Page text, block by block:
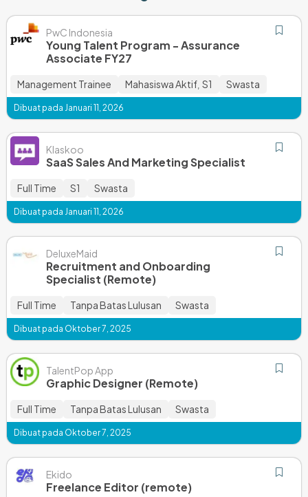
PwC Indonesia
Young Talent Program - Assurance
Associate FY27
Management Trainee Mahasiswa Aktif, S1 Swasta
Dibuat pada Januari 11, 2026
Klaskoo
SaaS Sales And Marketing Specialist
Full Time S1 Swasta
Dibuat pada Januari 11, 2026
DeluxeMaid
Recruitment and Onboarding
Specialist (Remote)
Full Time Tanpa Batas Lulusan Swasta
Dibuat pada Oktober 7, 2025
TalentPop App
Graphic Designer (Remote)
Full Time Tanpa Batas Lulusan Swasta
Dibuat pada Oktober 7, 2025
Ekido
Freelance Editor (remote)